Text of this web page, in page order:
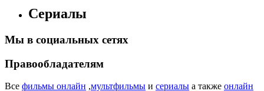
Сериалы
Мы в социальных сетях
Правообладателям
Все фильмы онлайн ,мультфильмы и сериалы а также онлайн